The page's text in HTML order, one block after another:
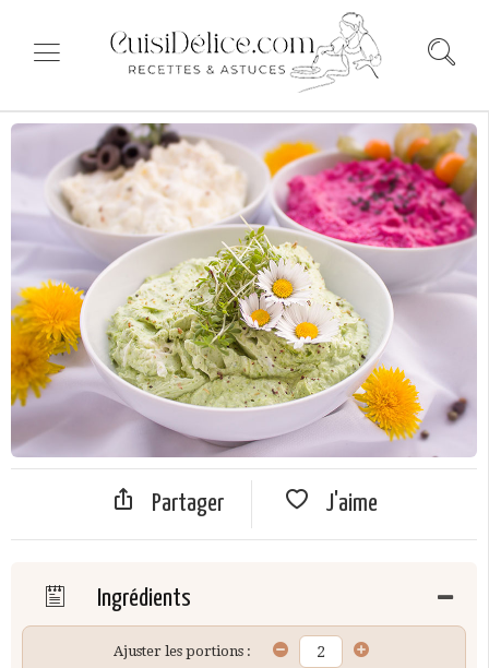
Partager J'aime
Ingrédients
Ajuster les portions :